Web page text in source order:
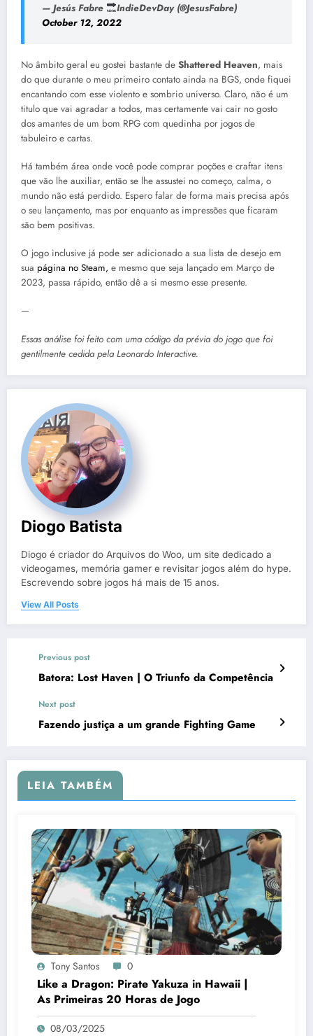
— Jesús Fabre
IndieDevDay (@JesusFabre)
October 12, 2022
No âmbito geral eu gostei bastante de Shattered Heaven, mais
do que durante o meu primeiro contato ainda na BGS, onde fiquei
encantando com esse violento e sombrio universo. Claro, não é um
titulo que vai agradar a todos, mas certamente vai cair no gosto
dos amantes de um bom RPG com quedinha por jogos de
tabuleiro e cartas.
Há também área onde você pode comprar poções e craftar itens
que vão lhe auxiliar, então se lhe assustei no começo, calma, o
mundo não está perdido. Espero falar de forma mais precisa após
o seu lançamento, mas por enquanto as impressões que ficaram
são bem positivas.
O jogo inclusive já pode ser adicionado a sua lista de desejo em
sua página no Steam, e mesmo que seja lançado em Março de
2023, passa rápido, então dê a si mesmo esse presente.
—
Essas análise foi feito com uma código da prévia do jogo que foi
gentilmente cedida pela Leonardo Interactive.
Diogo Batista
Diogo é criador do Arquivos do Woo, um site dedicado a
videogames, memória gamer e revisitar jogos além do hype.
Escrevendo sobre jogos há mais de 15 anos.
View All Posts
Previous post
Batora: Lost Haven | O Triunfo da Competência
Next post
Fazendo justiça a um grande Fighting Game
LEIA TAMBÉM
Tony Santos 0
Like a Dragon: Pirate Yakuza in Hawaii |
As Primeiras 20 Horas de Jogo
08/03/2025